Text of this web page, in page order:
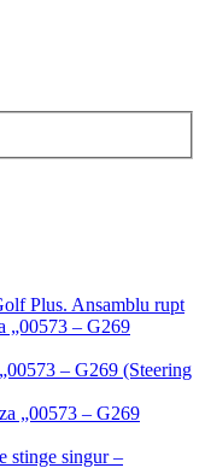
Plus. Ansamblu rupt
„00573 – G269
– G269 (Steering
„00573 – G269
stinge singur –